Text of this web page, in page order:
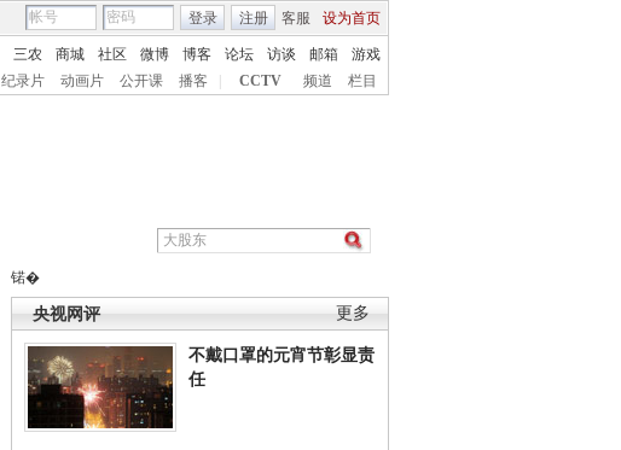
客服 设为首页
登录 注册
三农 商城 社区 微博 博客 论坛 访谈 邮箱
游戏
纪录片 动画片 公开课 播客 CCTV 频道 栏目
锘�
更多
央视网评
不戴口罩的元宵节彰显责
任